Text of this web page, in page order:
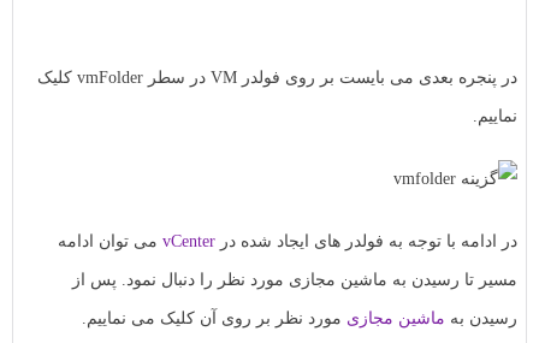
در پنجره بعدی می بایست بر روی فولدر VM در سطر vmFolder کلیک
نماییم.
در ادامه با توجه به فولدر های ایجاد شده در vCenterمی توان ادامه
مسیر تا رسیدن به ماشین مجازی مورد نظر را دنبال نمود. پس از
رسیدن بهماشین مجازیمورد نظر بر روی آن کلیک می نماییم.